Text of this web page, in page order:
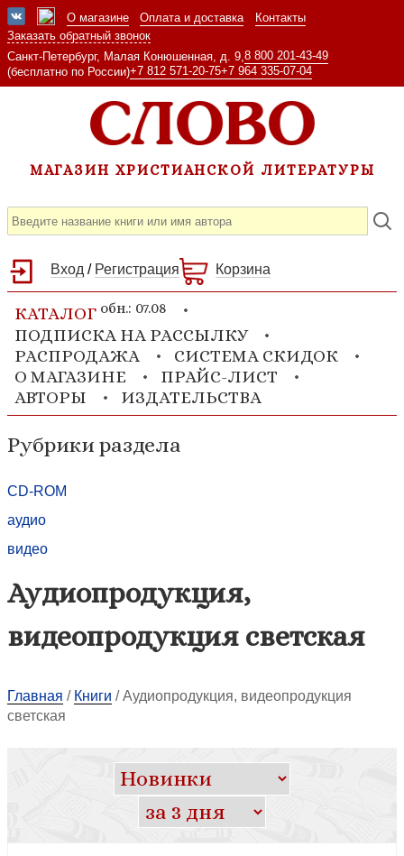
О магазине Оплата и доставка
Контакты
Заказать обратный звонок
Санкт-Петербург, Малая Конюшенная, д. 9, 8 800 201-43-49
(бесплатно по России)+7 812 571-20-75+7 964 335-07-04
МАГАЗИН ХРИСТИАНСКОЙ ЛИТЕРАТУРЫ
Вход / Регистрация Корзина
КАТАЛОГ обн.: 07.08
ПОДПИСКА НА РАССЫЛКУ
РАСПРОДАЖА
СИСТЕМА СКИДОК
О МАГАЗИНЕ
ПРАЙС-ЛИСТ
АВТОРЫ
ИЗДАТЕЛЬСТВА
Рубрики раздела
CD-ROM
аудио
видео
Аудиопродукция,
видеопродукция светская
Главная / Книги /Аудиопродукция, видеопродукция
светская